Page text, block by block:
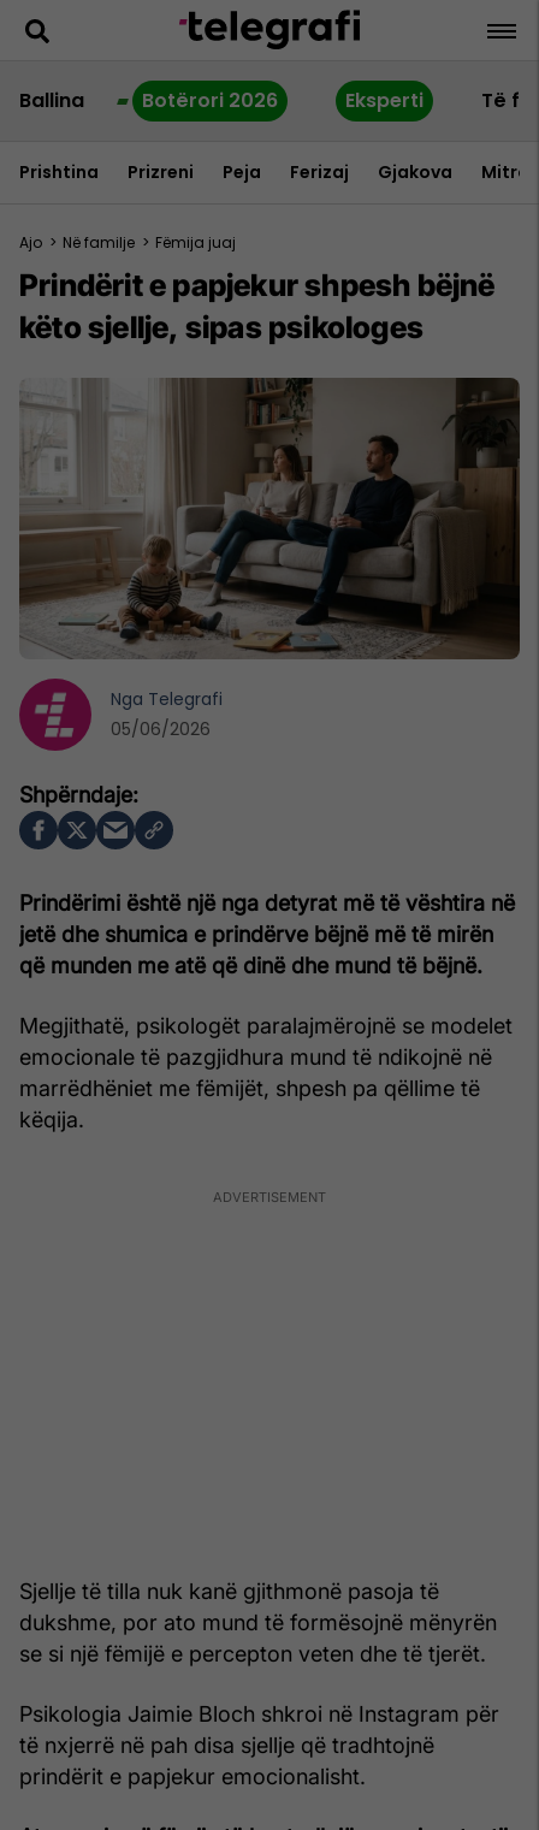
Ballina Botërori 2026 Eksperti Të
Prishtina Prizreni Peja Ferizaj Gjakova
Ajo > Në familje > Fëmija juaj
Prindërit e papjekur shpesh bëjnë
këto sjellje, sipas psikologes
Prindërimi është një nga detyrat më të vështira në
jetë dhe shumica e prindërve bëjnë më të mirën
që munden me atë që dinë dhe mund të bëjnë.
Megjithatë, psikologët paralajmërojnë se modelet
emocionale të pazgjidhura mund të ndikojnë në
marrëdhëniet me fëmijët, shpesh pa qëllime të
këqija.
Sjellje të tilla nuk kanë gjithmonë pasoja të
dukshme, por ato mund të formësojnë mënyrën
se si një fëmijë e percepton veten dhe të tjerët.
Psikologia Jaimie Bloch shkroi në Instagram për
të nxjerrë në pah disa sjellje që tradhtojnë
prindërit e papjekur emocionalisht.
Nga Telegrafi
05/06/2026